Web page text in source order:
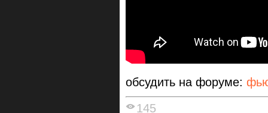
обсудить на форуме:
145